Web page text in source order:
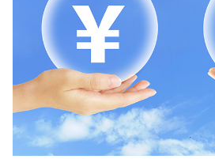
空き家のリスク
不動産売却の税金について
お客様の声